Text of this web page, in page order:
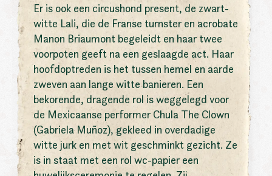
Er is ook een circushond present, de zwart-
witte Lali, die de Franse turnster en acrobate
Manon Briaumont begeleidt en haar twee
voorpoten geeft na een geslaagde act. Haar
hoofdoptreden is het tussen hemel en aarde
zweven aan lange witte banieren. Een
bekorende, dragende rol is weggelegd voor
de Mexicaanse performer Chula The Clown
(Gabriela Muñoz), gekleed in overdadige
witte jurk en met wit geschminkt gezicht. Ze
is in staat met een rol wc-papier een